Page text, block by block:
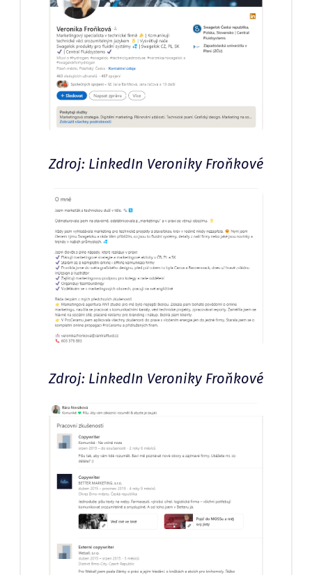
Zdroj: LinkedIn Veroniky Froňkové
Zdroj: LinkedIn Veroniky Froňkové